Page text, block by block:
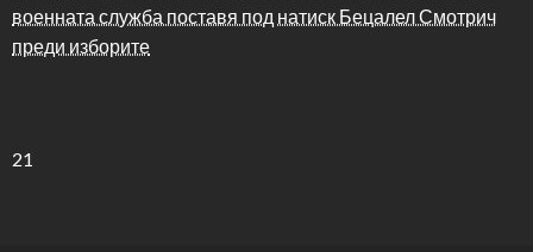
военната служба поставя под натиск Бецалел Смотрич
преди изборите
21